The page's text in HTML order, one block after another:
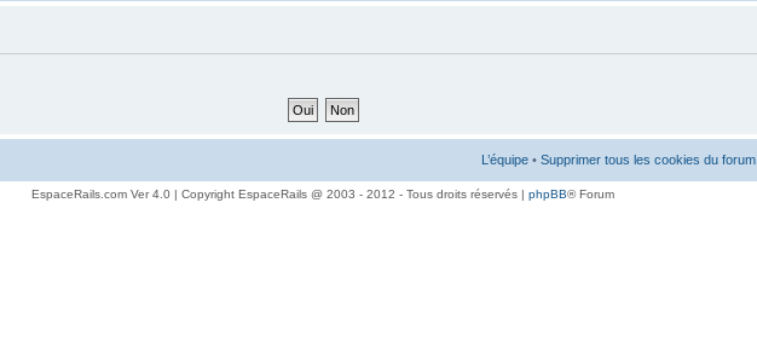
L’équipe • Supprimer tous les cookies du forum
EspaceRails.com Ver 4.0 | Copyright EspaceRails @ 2003 - 2012 - Tous droits réservés | phpBB® Forum